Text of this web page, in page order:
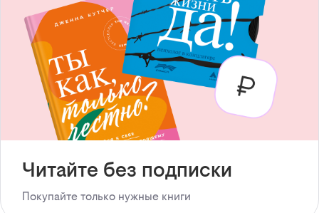
Читайте без подписки
Покупайте только нужные книги